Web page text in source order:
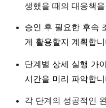
생했을 때의 대응책
승인 후 필요한 후속
게 활용할지 계획합
단계별 상세 실행 가
시간을 미리 파악합
각 단계의 성공적인